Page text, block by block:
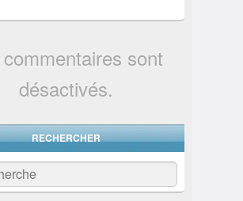
sont
désactivés.
RECHERCHER